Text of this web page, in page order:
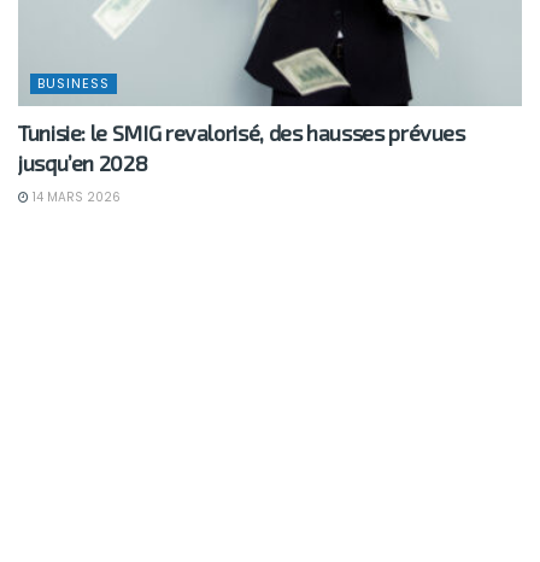
BUSINESS
Tunisie: le SMIG revalorisé, des hausses prévues
jusqu’en 2028
14 MARS 2026